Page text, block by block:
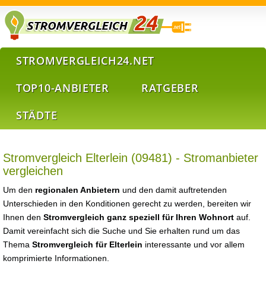
STROMVERGLEICH24.NET
TOP10-ANBIETER
RATGEBER
STÄDTE
Stromvergleich Elterlein (09481) - Stromanbieter
vergleichen
Um den regionalen Anbietern und den damit auftretenden
Unterschieden in den Konditionen gerecht zu werden, bereiten wir
Ihnen den Stromvergleich ganz speziell für Ihren Wohnort auf.
Damit vereinfacht sich die Suche und Sie erhalten rund um das
Thema Stromvergleich für Elterlein interessante und vor allem
komprimierte Informationen.